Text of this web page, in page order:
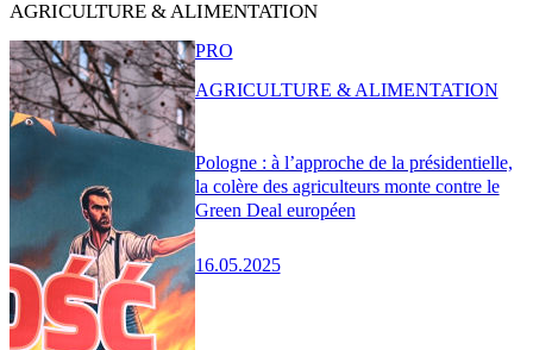
AGRICULTURE & ALIMENTATION
Pologne : à l’approche de la présidentielle,
la colère des agriculteurs monte contre le
Green Deal européen
16.05.2025
PRO
AGRICULTURE & ALIMENTATION